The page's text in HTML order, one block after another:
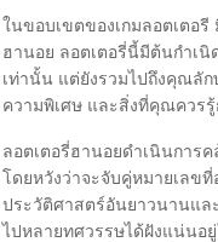
ในขอบเขตของเกมลอตเตอ
ฮานอย ลอตเตอรี่นี้มีต้นกำเนิ
เท่านั้น แต่ยังรวมไปถึงคุณลัก
ความพิเศษ และสิ่งที่คุณควร
ลอตเตอรี่ฮานอยดำเนินการ
โดยหวังว่าจะจับคู่หมายเลข
ประวัติศาสตร์อันยาวนานแ
ไปหลายทศวรรษได้ฝังแน่นอ